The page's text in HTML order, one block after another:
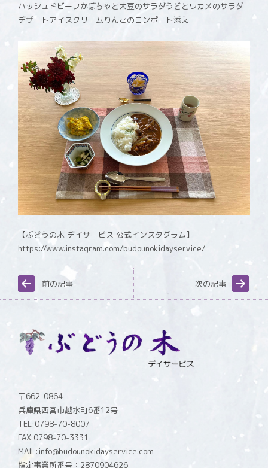
ハッシュドビーフかぼちゃと大豆のサラダうどとワカメのサラダ
デザートアイスクリームりんごのコンポート添え
【ぶどうの木 デイサービス 公式インスタグラム】
https://www.instagram.com/budounokidayservice/
前の記事 次の記事
〒662-0864
兵庫県西宮市越水町6番12号
TEL:0798-70-8007
FAX:0798-70-3331
MAIL:info@budounokidayservice.com
指定事業所番号：2870904626